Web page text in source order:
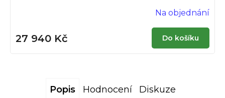
Na objednání
27 940 Kč Do košíku
Popis Hodnocení Diskuze